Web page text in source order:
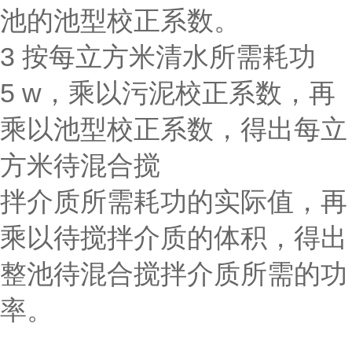
池的池型校正系数。
3 按每立方米清水所需耗功
5 w，乘以污泥校正系数，再
乘以池型校正系数，得出每立
方米待混合搅
拌介质所需耗功的实际值，再
乘以待搅拌介质的体积，得出
整池待混合搅拌介质所需的功
率。